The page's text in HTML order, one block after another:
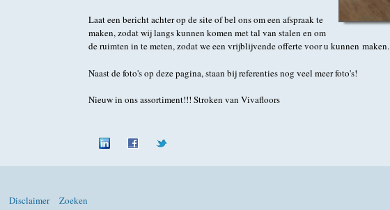
Laat een bericht achter op de site of bel ons om een afspraak te
maken, zodat wij langs kunnen komen met tal van stalen en om
de ruimten in te meten, zodat we een vrijblijvende offerte voor u kunnen maken.
Naast de foto's op deze pagina, staan bij referenties nog veel meer foto's!
Nieuw in ons assortiment!!! Stroken van Vivafloors
Disclaimer Zoeken